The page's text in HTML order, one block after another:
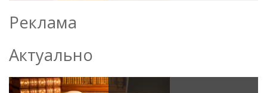
Реклама
Актуально